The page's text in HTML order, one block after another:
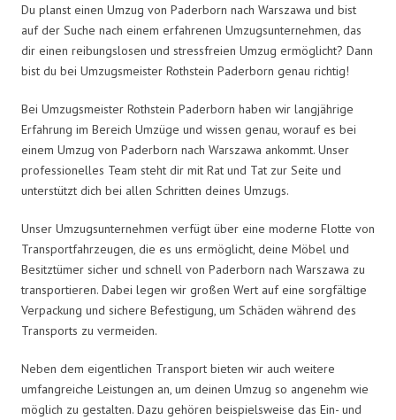
Du planst einen Umzug von Paderborn nach Warszawa und bist
auf der Suche nach einem erfahrenen Umzugsunternehmen, das
dir einen reibungslosen und stressfreien Umzug ermöglicht? Dann
bist du bei Umzugsmeister Rothstein Paderborn genau richtig!
Bei Umzugsmeister Rothstein Paderborn haben wir langjährige
Erfahrung im Bereich Umzüge und wissen genau, worauf es bei
einem Umzug von Paderborn nach Warszawa ankommt. Unser
professionelles Team steht dir mit Rat und Tat zur Seite und
unterstützt dich bei allen Schritten deines Umzugs.
Unser Umzugsunternehmen verfügt über eine moderne Flotte von
Transportfahrzeugen, die es uns ermöglicht, deine Möbel und
Besitztümer sicher und schnell von Paderborn nach Warszawa zu
transportieren. Dabei legen wir großen Wert auf eine sorgfältige
Verpackung und sichere Befestigung, um Schäden während des
Transports zu vermeiden.
Neben dem eigentlichen Transport bieten wir auch weitere
umfangreiche Leistungen an, um deinen Umzug so angenehm wie
möglich zu gestalten. Dazu gehören beispielsweise das Ein- und